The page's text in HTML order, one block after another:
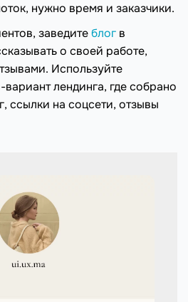
нужно время и заказчики.
заведитеблог в
о своей работе,
Используйте
лендинга, где собрано
ссылки на соцсети, отзывы